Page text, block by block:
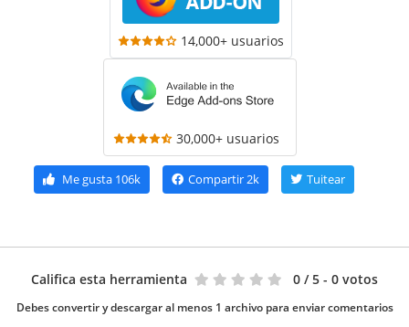
14,000+ usuarios
30,000+ usuarios
Me gusta106k Compartir2k Tuitear
Califica esta herramienta 0 / 5 - 0 votos
Debes convertir y descargar al menos 1 archivo para enviar comentarios